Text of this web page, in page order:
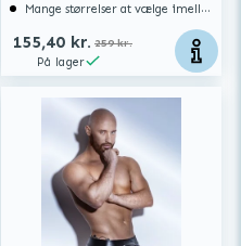
Mange størrelser at vælge imellem
155,40 kr. 259 kr.
På lager